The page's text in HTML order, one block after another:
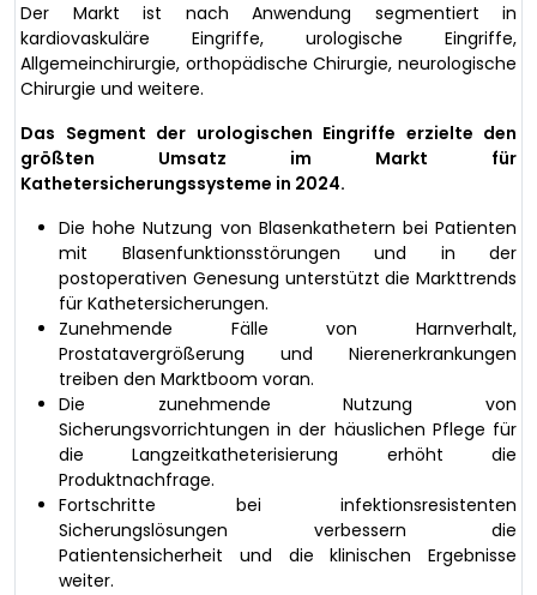
Der Markt ist nach Anwendung segmentiert in
kardiovaskuläre Eingriffe, urologische Eingriffe,
Allgemeinchirurgie, orthopädische Chirurgie, neurologische
Chirurgie und weitere.
Das Segment der urologischen Eingriffe erzielte den
größten Umsatz im Markt für
Kathetersicherungssysteme in 2024.
Die hohe Nutzung von Blasenkathetern bei Patienten
mit Blasenfunktionsstörungen und in der
postoperativen Genesung unterstützt die Markttrends
für Kathetersicherungen.
Zunehmende Fälle von Harnverhalt,
Prostatavergrößerung und Nierenerkrankungen
treiben den Marktboom voran.
Die zunehmende Nutzung von
Sicherungsvorrichtungen in der häuslichen Pflege für
die Langzeitkatheterisierung erhöht die
Produktnachfrage.
Fortschritte bei infektionsresistenten
Sicherungslösungen verbessern die
Patientensicherheit und die klinischen Ergebnisse
weiter.